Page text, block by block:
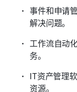
事件和申请
解决问题。
工作流自动
务。
IT资产管理
资源。